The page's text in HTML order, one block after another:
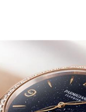
万达中心写字楼A座7
B座22层04室（需提
金融中心A座907室
银大厦A座(旺进大厦